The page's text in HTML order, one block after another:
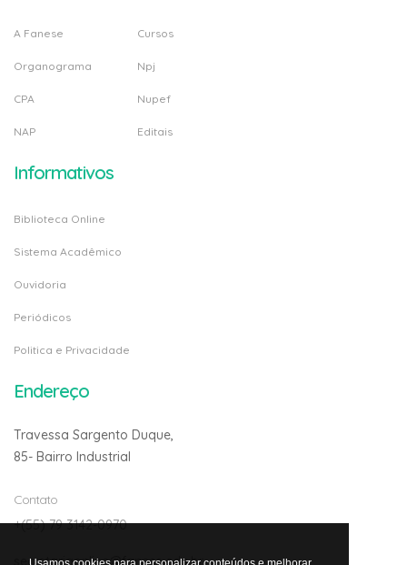
A Fanese
Organograma
CPA
NAP
Cursos
Npj
Nupef
Editais
Informativos
Biblioteca Online
Sistema Acadêmico
Ouvidoria
Periódicos
Politica e Privacidade
Endereço
Travessa Sargento Duque,
85- Bairro Industrial
Contato
+(55) 79 3142-0970
secretariaonline@fanese.edu.br